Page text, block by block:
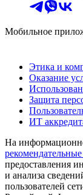
Мобильное
Этика и
Оказание
Защита
ИТ
На
предоставления
и анализа
пользователей